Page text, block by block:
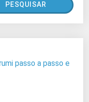
PESQUISAR
passo a passo e